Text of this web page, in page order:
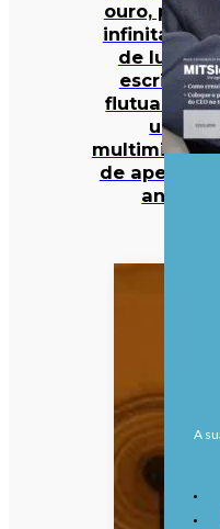
ouro, piscina
infinita e
de luxo: o
escritório
flutuante
um
de apenas 27
anos
A